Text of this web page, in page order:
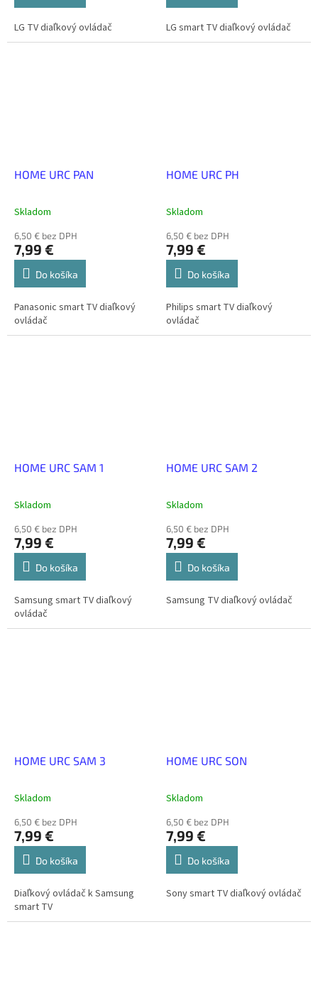
LG TV diaľkový ovládač LG smart TV diaľkový ovládač
HOME URC PAN
Skladom
6,50 € bez DPH
7,99 €
Do košíka
Panasonic smart TV diaľkový
ovládač
HOME URC PH
Skladom
6,50 € bez DPH
7,99 €
Do košíka
Philips smart TV diaľkový
ovládač
HOME URC SAM 1
Skladom
6,50 € bez DPH
7,99 €
Do košíka
Samsung smart TV diaľkový
ovládač
HOME URC SAM 2
Skladom
6,50 € bez DPH
7,99 €
Do košíka
Samsung TV diaľkový ovládač
HOME URC SAM 3
Skladom
6,50 € bez DPH
7,99 €
Do košíka
Diaľkový ovládač k Samsung
smart TV
HOME URC SON
Skladom
6,50 € bez DPH
7,99 €
Do košíka
Sony smart TV diaľkový ovládač